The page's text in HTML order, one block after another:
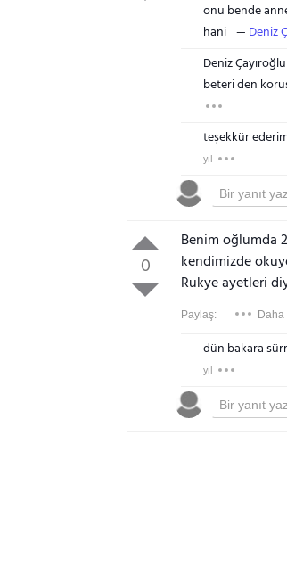
onu bende
hani
Deniz
Deniz
beteri den
teşekkür
yıl
0
Benim oğlumda
kendimizde
Rukye ayetleri
Paylaş:
dün bakara
yıl